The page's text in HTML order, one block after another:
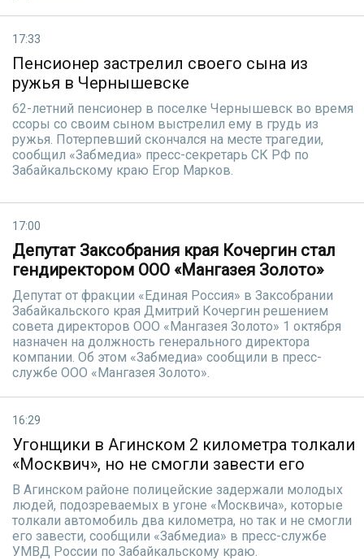
17:33
Пенсионер застрелил своего сына из
ружья в Чернышевске
62-летний пенсионер в поселке Чернышевск во время
ссоры со своим сыном выстрелил ему в грудь из
ружья. Потерпевший скончался на месте трагедии,
сообщил «Забмедиа» пресс-секретарь СК РФ по
Забайкальскому краю Егор Марков.
17:00
Депутат Заксобрания края Кочергин стал
гендиректором ООО «Мангазея Золото»
Депутат от фракции «Единая Россия» в Заксобрании
Забайкальского края Дмитрий Кочергин решением
совета директоров ООО «Мангазея Золото» 1 октября
назначен на должность генерального директора
компании. Об этом «Забмедиа» сообщили в пресс-
службе ООО «Мангазея Золото».
16:29
Угонщики в Агинском 2 километра толкали
«Москвич», но не смогли завести его
В Агинском районе полицейские задержали молодых
людей, подозреваемых в угоне «Москвича», которые
толкали автомобиль два километра, но так и не смогли
его завести, сообщили «Забмедиа» в пресс-службе
УМВД России по Забайкальскому краю.